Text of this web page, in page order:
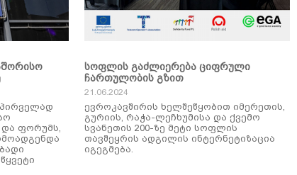
ფორუმს,
სოფლის გაძლიერება ციფრული
ჩართულობის გზით
21.06.2024
ევროკავშირის ხელშეწყობით იმერეთის,
გურიის, რაჭა-ლეჩხუმისა და ქვემო
სვანეთის 200-ზე მეტი სოფლის
თავშეყრის ადგილის ინტერნეტიზაცია
იგეგმება.